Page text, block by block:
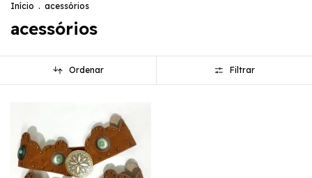
Início . acessórios
acessórios
Ordenar Filtrar